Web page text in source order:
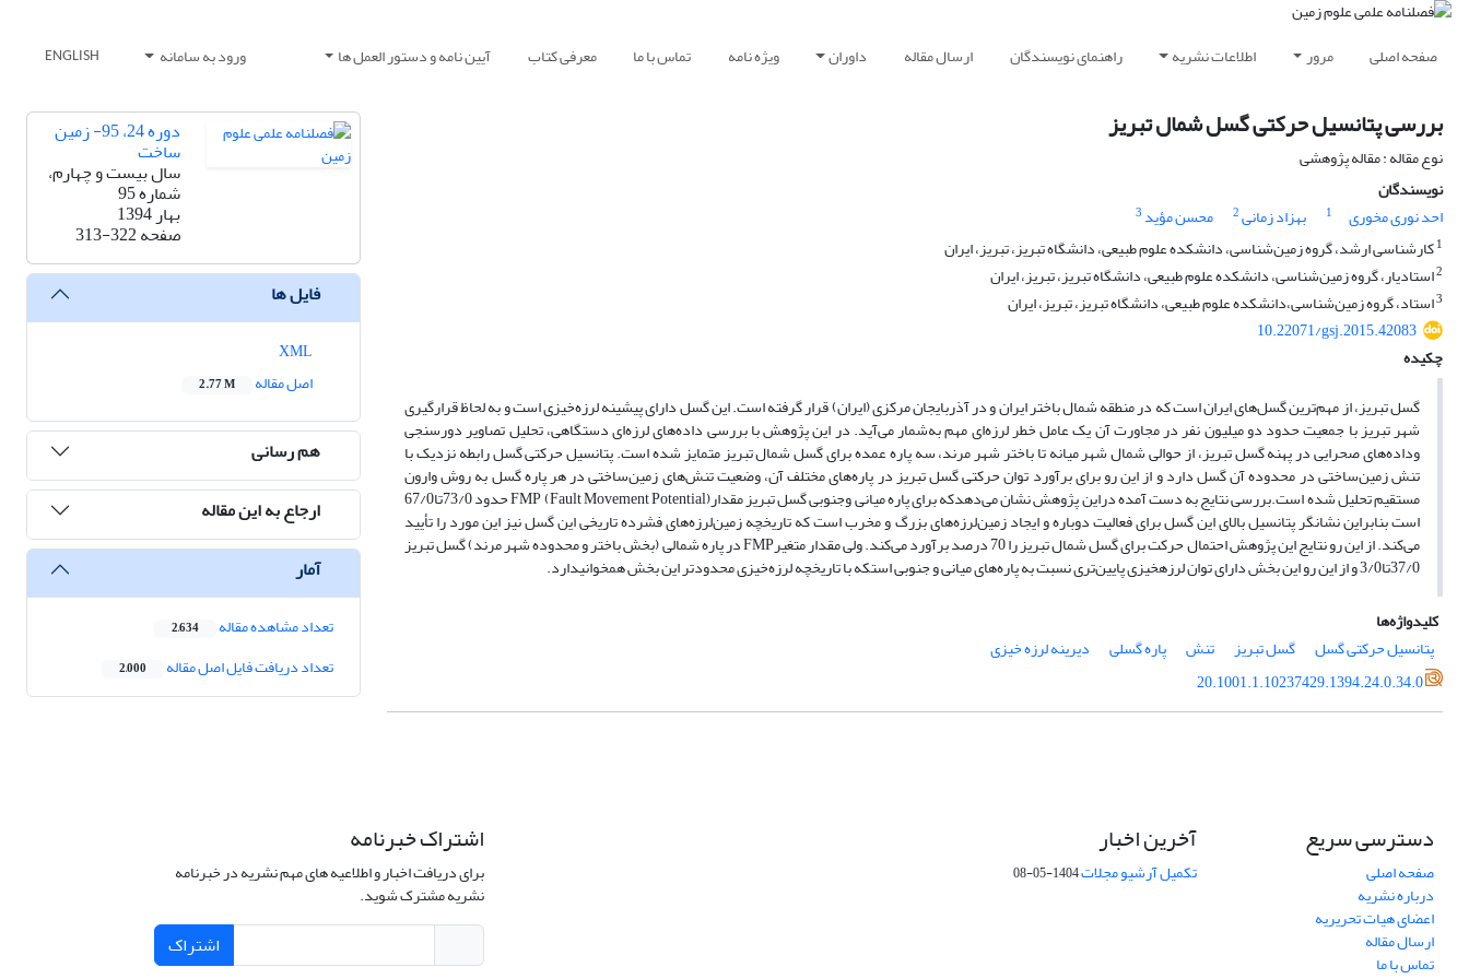
صفحه اصلی مرور اطلاعات نشریه راهنمای نویسندگان ارسال مقاله داوران ویژه نامه تماس با ما معرفی کتاب آیین نامه و دستور العمل ها ورود به سامانه ENGLISH
بررسی پتانسیل حرکتی گسل شمال تبریز
نوع مقاله : مقاله پژوهشی
نویسندگان
احد نوری مخوری
1 بهزاد زمانی2 محسن مؤید 3
1کارشناسی ارشد، گروه زمین‌شناسی، دانشکده علوم طبیعی، دانشگاه تبریز، تبریز، ایران
2استادیار، گروه زمین‌شناسی، دانشکده علوم طبیعی، دانشگاه تبریز، تبریز، ایران
3استاد، گروه زمین‌شناسی،دانشکده علوم طبیعی، دانشگاه تبریز، تبریز، ایران
10.22071/gsj.2015.42083
چکیده
گسل تبریز، از مهم‌ترین گسل‌های ایران است که در منطقه شمال باختر ایران و در آذربایجان مرکزی (ایران) قرار گرفته است. این گسل دارای پیشینه لرزه‌خیزی است و به لحاظ قرارگیری
شهر تبریز با جمعیت حدود دو میلیون نفر در مجاورت آن یک عامل خطر لرزه‌ای مهم به‌شمار می‌آید. در این پژوهش با بررسی داده‌های لرزه‌ای دستگاهی، تحلیل تصاویر دورسنجی
وداده‌های صحرایی در پهنه گسل تبریز، از حوالی شمال شهر میانه تا باختر شهر مرند، سه پاره عمده برای گسل شمال تبریز متمایز شده است. پتانسیل حرکتی گسل رابطه نزدیک با
تنش زمین‌ساختی در محدوده آن گسل دارد و از این رو برای برآورد توان حرکتی گسل تبریز در پاره‌های مختلف آن، وضعیت تنش‌های زمین‌ساختی در هر پاره گسل به روش وارون
مستقیم تحلیل شده است.بررسی نتایج به دست آمده دراین پژوهش نشان می‌دهدکه برای پاره میانی وجنوبی گسل تبریز مقدارFMP (Fault Movement Potential) حدود 73/0تا67/0
است بنابراین نشانگر پتانسیل بالای این گسل برای فعالیت دوباره و ایجاد زمین‌لرزه‌های بزرگ و مخرب است که تاریخچه زمین‌لرزه‌های فشرده تاریخی این گسل نیز این مورد را تأیید
می‌کند. از این رو نتایج این پژوهش احتمال حرکت برای گسل شمال تبریز را 70 درصد برآورد می‌کند. ولی مقدار متغیرFMP در پاره شمالی (بخش باختر و محدوده شهر مرند) گسل تبریز
37/0تا3/0 و از این رو این بخش دارای توان لرزه‎خیزی پایین‌تری نسبت به پاره‌های میانی و جنوبی استکه با تاریخچه لرزه‌خیزی محدود‌تر این بخش همخوانیدارد.
کلیدواژه‌ها
پتانسیل حرکتی گسل
گسل تبریز تنش پاره گسلی
دیرینه لرزه خیزی
20.1001.1.10237429.1394.24.0.34.0
دوره 24، 95- زمین
ساخت
سال بیست و چهارم،
شماره 95
بهار 1394
صفحه313-322
فایل ها
اصل مقاله
2.77 M
هم رسانی
ارجاع به این مقاله
آمار
تعداد مشاهده مقاله 2,634
تعداد دریافت فایل اصل مقاله 2,000
دسترسی سریع
صفحه اصلی
درباره نشریه
اعضای هیات تحریریه
ارسال مقاله
تماس با ما
آخرین اخبار
تکمیل آرشیو مجلات1404-05-08
اشتراک خبرنامه
برای دریافت اخبار و اطلاعیه های مهم نشریه در خبرنامه
نشریه مشترک شوید.
اشتراک